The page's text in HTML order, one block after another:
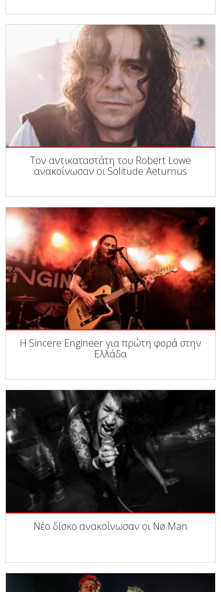
Τον αντικαταστάτη του Robert Lowe
ανακοίνωσαν οι Solitude Aeturnus
Η Sincere Engineer για πρώτη φορά στην
Ελλάδα
Νέο δίσκο ανακοίνωσαν οι Nø Man